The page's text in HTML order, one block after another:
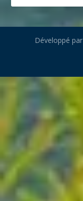
Développé par